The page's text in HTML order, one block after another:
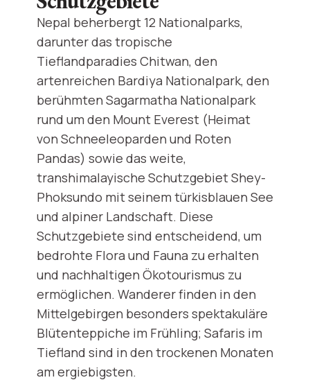
Nepal beherbergt 12 Nationalparks,
darunter das tropische
Tieflandparadies Chitwan, den
artenreichen Bardiya Nationalpark, den
berühmten Sagarmatha Nationalpark
rund um den Mount Everest (Heimat
von Schneeleoparden und Roten
Pandas) sowie das weite,
transhimalayische Schutzgebiet Shey-
Phoksundo mit seinem türkisblauen See
und alpiner Landschaft. Diese
Schutzgebiete sind entscheidend, um
bedrohte Flora und Fauna zu erhalten
und nachhaltigen Ökotourismus zu
ermöglichen. Wanderer finden in den
Mittelgebirgen besonders spektakuläre
Blütenteppiche im Frühling; Safaris im
Tiefland sind in den trockenen Monaten
am ergiebigsten.